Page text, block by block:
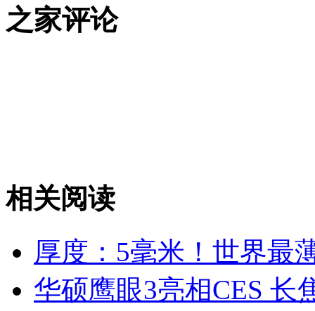
之家评论
相关阅读
厚度：5毫米！世界最
华硕鹰眼3亮相CES 长